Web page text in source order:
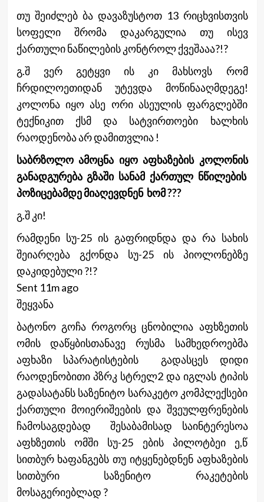
თუ შეიძლებ ბა დავაზუსტოთ 13 რიცხვისთვის
სოფელი შრომა დაკარგულია თუ ისევ
ქართული ნაწილების კონტროლ ქვეშააა?!?
გ.შ ვერ გეტყვი ის კი მახსოვს რომ
ჩრდილოეთიდან უტევდა მოწინააღმდეგე!
კოლონა იყო ასე ორი ასეულის ფარგლებში
ტექნიკით ქსმ და სატვირთოები ხალხის
რაოდენობა არ დამითვლია !
საბრზოლო ამოცნა იყო აფხაზების კოლონის
განადგურება გზაში სანამ ქართულ ნწილების
პოზიცებამდე მიაღევდნენ ხომ ???
გ.შ კი!
რამდენი სუ-25 ის გაფრიდნდა და რა სახის
შეიარღება გქონდა სუ-25 ის პიოლონებზე
დაკიდებული ?!?
Sent 11m ago
შეყვანა
ბატონო გოჩა როგორც ცნობილია აფხზეთის
ომის დაწყბისთანავე რუსმა სამხედროებმა
აფხაზი სპარატისტების გადასცეს დიდი
რაოდენობითი პზრკ სტრელ2 და იგლას ტიპის
გადასატანს საზენიტო სარაკეტო კომპლექსები
ქართული მოიერიშეების და შვეულფრენების
ჩამოსაგდებად შესაბამისად საინტერესოა
აფხზეთის ომში სუ-25 ების პილოტბეი ე,წ
სითბურ ხაფანგებს თუ იტყენებდნენ აფხაზების
სითბური საზენიტო რაკეტების
მოსაგერიებლად ?